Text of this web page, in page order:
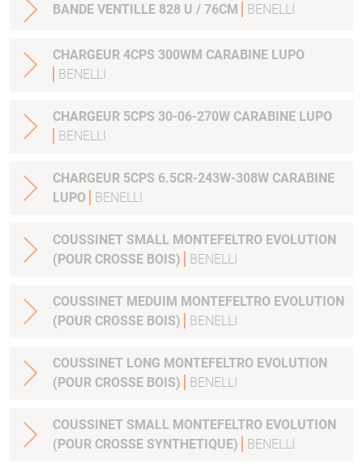
BANDE VENTILLE 828 U / 76CM BENELLI
CHARGEUR 4CPS 300WM CARABINE LUPO
BENELLI
CHARGEUR 5CPS 30-06-270W CARABINE LUPO
BENELLI
CHARGEUR 5CPS 6.5CR-243W-308W CARABINE
LUPO
BENELLI
COUSSINET SMALL MONTEFELTRO EVOLUTION
(POUR CROSSE BOIS)
BENELLI
COUSSINET MEDUIM MONTEFELTRO EVOLUTION
(POUR CROSSE BOIS)
BENELLI
COUSSINET LONG MONTEFELTRO EVOLUTION
(POUR CROSSE BOIS)
BENELLI
COUSSINET SMALL MONTEFELTRO EVOLUTION
(POUR CROSSE SYNTHETIQUE)
BENELLI